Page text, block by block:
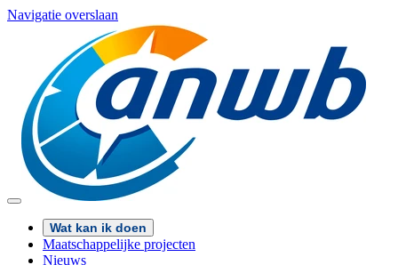
Navigatie overslaan
Wat kan ik doen
Maatschappelijke projecten
Nieuws